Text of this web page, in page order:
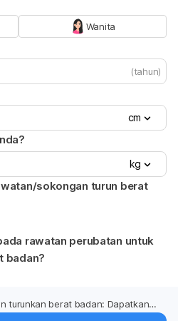
Wanita
(tahun)
cm
kg
sokongan turun berat
rawatan perubatan untuk
badan?
turunkan berat badan: Dapatkan